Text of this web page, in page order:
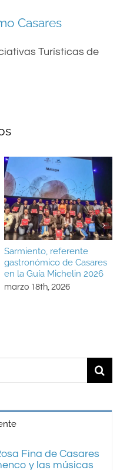
Casares
Turísticas de
Sarmiento, referente
gastronómico de Casares
en la Guía Michelin 2026
marzo 18th, 2026
Fina de Casares
y las músicas